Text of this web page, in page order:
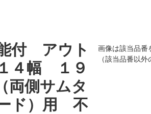
付 アウト
４幅 １９
側サムタ
ド）用 不
画像は該当品番
（該当品番以